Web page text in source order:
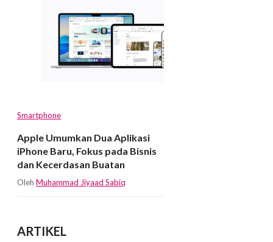
Smartphone
Apple Umumkan Dua Aplikasi
iPhone Baru, Fokus pada Bisnis
dan Kecerdasan Buatan
Oleh Muhammad Jiyaad Sabiq
ARTIKEL